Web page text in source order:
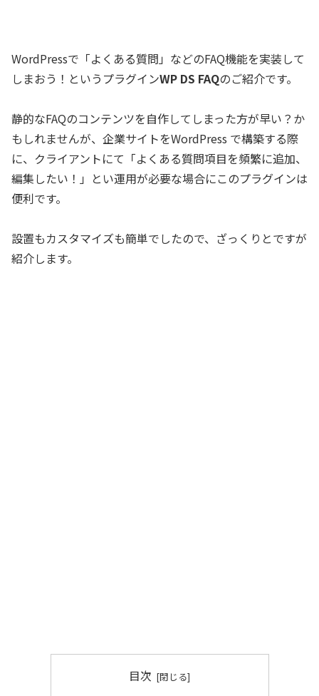
WordPressで「よくある質問」などのFAQ機能を実装して
しまおう！というプラグインWP DS FAQのご紹介です。
静的なFAQのコンテンツを自作してしまった方が早い？か
もしれませんが、企業サイトをWordPress で構築する際
に、クライアントにて「よくある質問項目を頻繁に追加、
編集したい！」とい運用が必要な場合にこのプラグインは
便利です。
設置もカスタマイズも簡単でしたので、ざっくりとですが
紹介します。
目次